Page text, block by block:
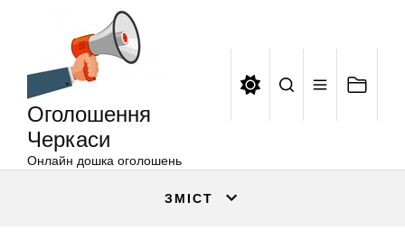
Оголошення
Черкаси
Онлайн дошка оголошень
ЗМІСТ